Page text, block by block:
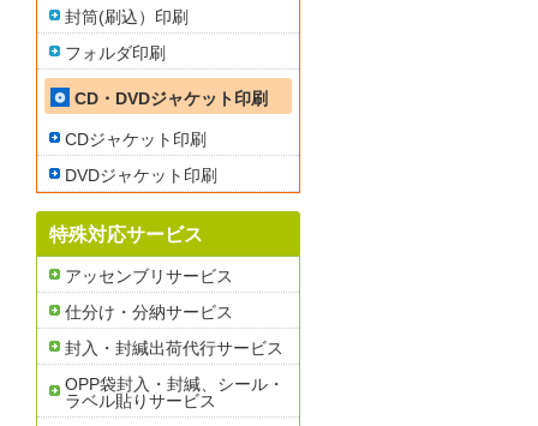
封筒(刷込）印刷
フォルダ印刷
CD・DVDジャケット印刷
CDジャケット印刷
DVDジャケット印刷
特殊対応サービス
アッセンブリサービス
仕分け・分納サービス
封入・封緘出荷代行サービス
OPP袋封入・封緘、シール・
ラベル貼りサービス